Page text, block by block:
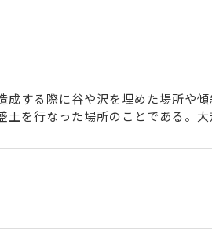
成する際に谷や沢を埋めた場所や傾
土を行なった場所のことである。大